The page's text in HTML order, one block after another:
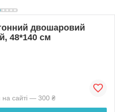
двошаровий
48*140 см
на сайті — 300 ₴